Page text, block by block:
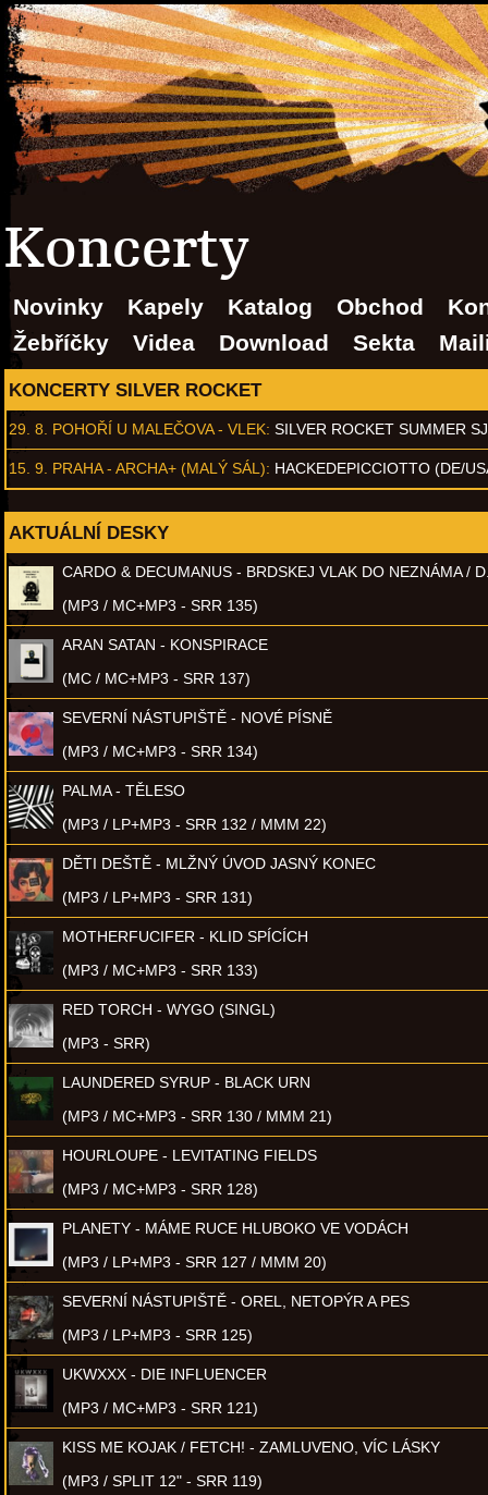
Koncerty
Novinky Kapely Katalog Obchod
Žebříčky
Videa Download Sekta
KONCERTY SILVER ROCKET
29. 8. POHOŘÍ U MALEČOVA - VLEK: SILVER ROCKET SUMMER
15. 9. PRAHA - ARCHA+ (MALÝ SÁL): HACKEDEPICCIOTTO (DE/
AKTUÁLNÍ DESKY
CARDO & DECUMANUS - BRDSKEJ VLAK DO NEZNÁMA /
(MP3 / MC+MP3 - SRR 135)
ARAN SATAN - KONSPIRACE
(MC / MC+MP3 - SRR 137)
SEVERNÍ NÁSTUPIŠTĚ - NOVÉ PÍSNĚ
(MP3 / MC+MP3 - SRR 134)
PALMA - TĚLESO
(MP3 / LP+MP3 - SRR 132 / MMM 22)
DĚTI DEŠTĚ - MLŽNÝ ÚVOD JASNÝ KONEC
(MP3 / LP+MP3 - SRR 131)
MOTHERFUCIFER - KLID SPÍCÍCH
(MP3 / MC+MP3 - SRR 133)
RED TORCH - WYGO (SINGL)
(MP3 - SRR)
LAUNDERED SYRUP - BLACK URN
(MP3 / MC+MP3 - SRR 130 / MMM 21)
HOURLOUPE - LEVITATING FIELDS
(MP3 / MC+MP3 - SRR 128)
PLANETY - MÁME RUCE HLUBOKO VE VODÁCH
(MP3 / LP+MP3 - SRR 127 / MMM 20)
SEVERNÍ NÁSTUPIŠTĚ - OREL, NETOPÝR A PES
(MP3 / LP+MP3 - SRR 125)
UKWXXX - DIE INFLUENCER
(MP3 / MC+MP3 - SRR 121)
KISS ME KOJAK / FETCH! - ZAMLUVENO, VÍC LÁSKY
(MP3 / SPLIT 12" - SRR 119)